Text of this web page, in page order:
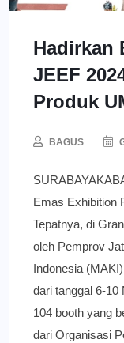
Hadirkan
JEEF
Produk
BAGUS
Emas Exhibition
Tepatnya, di
oleh Pemprov
Indonesia
dari tanggal 6-10
104 booth yang
dari Organisasi